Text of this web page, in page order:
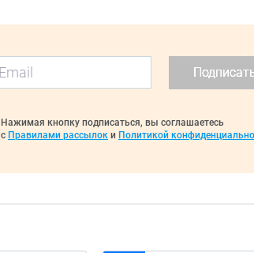
Нажимая кнопку подписаться, вы соглашаетесь
с Правилами рассылок и Политикой